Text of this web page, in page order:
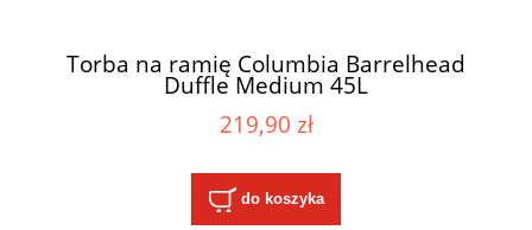
Torba na ramię Columbia Barrelhead
Duffle Medium 45L
219,90 zł
do koszyka